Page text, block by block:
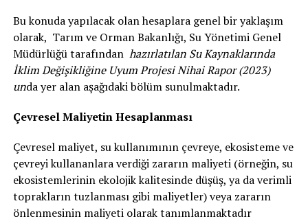
Bu konuda yapılacak olan hesaplara genel bir yaklaşım
olarak, Tarım ve Orman Bakanlığı, Su Yönetimi Genel
Müdürlüğü tarafındanhazırlatılan Su Kaynaklarında
İklim Değişikliğine Uyum Projesi Nihai Rapor (2023)
unda yer alan aşağıdaki bölüm sunulmaktadır.
Çevresel Maliyetin Hesaplanması
Çevresel maliyet, su kullanımının çevreye, ekosisteme ve
çevreyi kullananlara verdiği zararın maliyeti (örneğin, su
ekosistemlerinin ekolojik kalitesinde düşüş, ya da verimli
toprakların tuzlanması gibi maliyetler) veya zararın
önlenmesinin maliyeti olarak tanımlanmaktadır